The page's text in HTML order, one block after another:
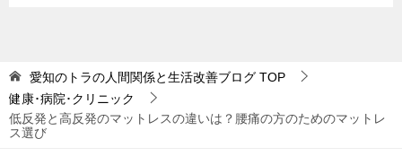
愛知のトラの人間関係と生活改善ブログ TOP
健康･病院･クリニック
低反発と高反発のマットレスの違いは？腰痛の方のためのマットレ
ス選び